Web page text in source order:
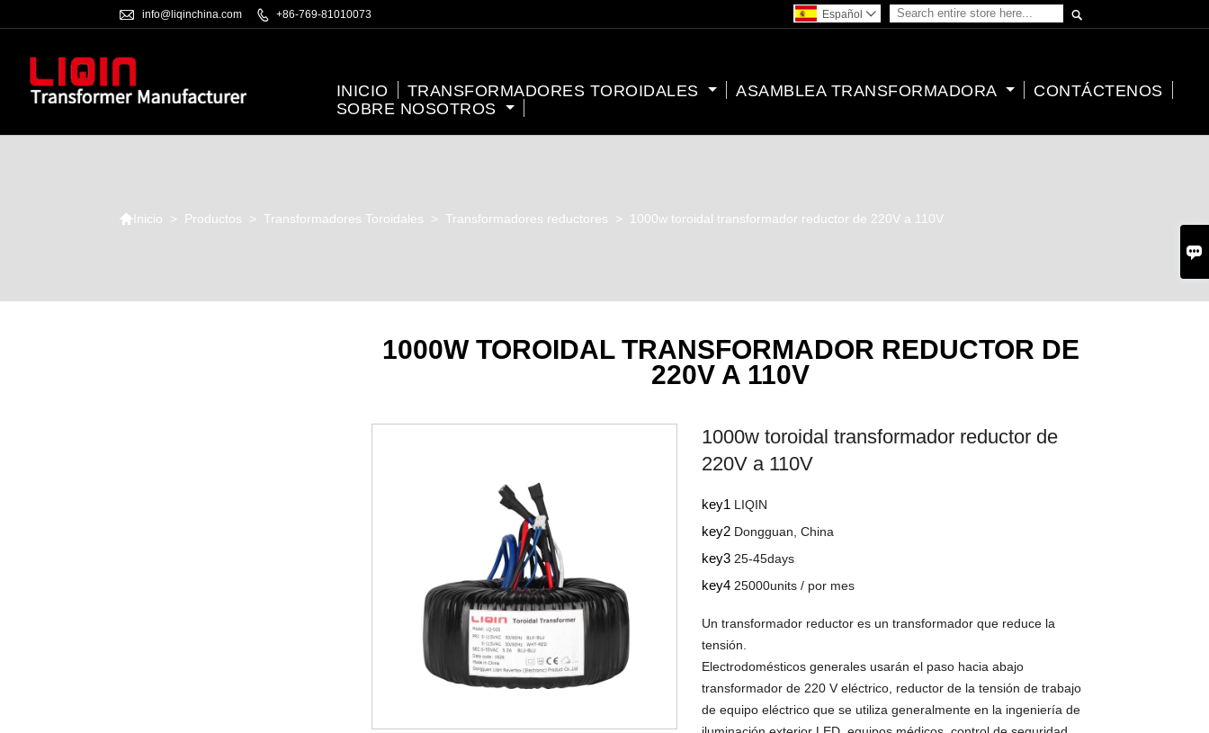

 info@liqinchina.com  +86-769-81010073 
Español 
INICIO TRANSFORMADORES TOROIDALES ASAMBLEA TRANSFORMADORA
CONTÁCTENOS
SOBRE NOSOTROS
 Inicio > Productos > Transformadores Toroidales > Transformadores reductores > 1000w toroidal transformador reductor de 220V a 110V
1000W TOROIDAL TRANSFORMADOR REDUCTOR DE
220V A 110V
1000w toroidal transformador reductor de
220V a 110V
key1 LIQIN
key2 Dongguan, China
key325-45days
key425000units / por mes
Un transformador reductor es un transformador que reduce la
tensión.
Electrodomésticos generales usarán el paso hacia abajo
transformador de 220 V eléctrico, reductor de la tensión de trabajo
de equipo eléctrico que se utiliza generalmente en la ingeniería de